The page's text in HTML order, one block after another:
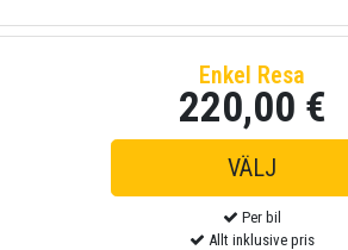
Enkel Resa
220,00 €
Per bil
Allt inklusive pris